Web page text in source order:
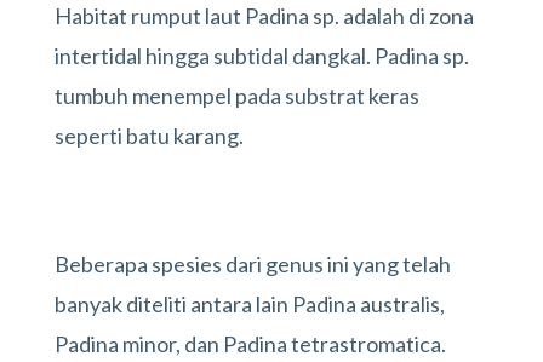
Habitat rumput laut Padina sp. adalah di zona
intertidal hingga subtidal dangkal. Padina sp.
tumbuh menempel pada substrat keras
seperti batu karang.
Beberapa spesies dari genus ini yang telah
banyak diteliti antara lain Padina australis,
Padina minor, dan Padina tetrastromatica.